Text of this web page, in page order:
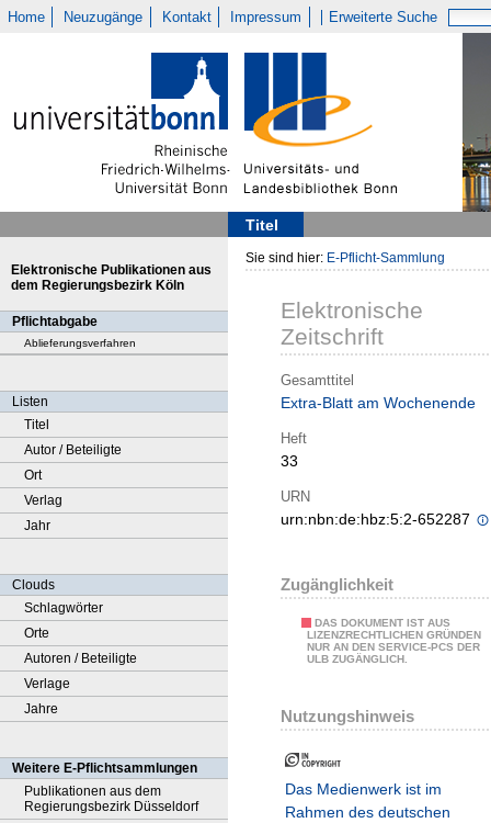
Home Neuzugänge Kontakt Impressum Erweiterte Suche
Titel
Elektronische Publikationen aus
dem Regierungsbezirk Köln
Pflichtabgabe
Ablieferungsverfahren
Listen
Titel
Autor / Beteiligte
Ort
Verlag
Jahr
Clouds
Schlagwörter
Orte
Autoren / Beteiligte
Verlage
Jahre
Weitere E-Pflichtsammlungen
Publikationen aus dem
Regierungsbezirk Düsseldorf
Sie sind hier: E-Pflicht-Sammlung
Elektronische
Zeitschrift
Gesamttitel
Extra-Blatt am Wochenende
Heft
33
URN
urn:nbn:de:hbz:5:2-652287
Zugänglichkeit
DAS DOKUMENT IST AUS
LIZENZRECHTLICHEN GRÜNDEN
NUR AN DEN SERVICE-PCS DER
ULB ZUGÄNGLICH.
Nutzungshinweis
Das Medienwerk ist im
Rahmen des deutschen